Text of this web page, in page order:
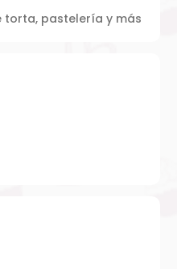
torta, pastelería y más